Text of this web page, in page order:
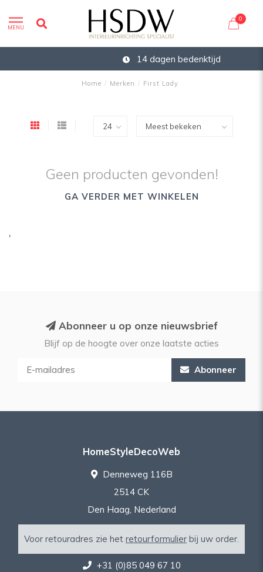
MENU
0
14 dagen bedenktijd
Home / Merken / First Lady
Geen producten gevonden!
GA VERDER MET WINKELEN
'
Abonneer u op onze nieuwsbrief
Blijf op de hoogte over onze laatste acties
Abonneer
HomeStyleDecoWeb
Denneweg 116B
2514 CK
Den Haag, Nederland
Voor retouradres zie het retourformulier bij uw order.
+31 (0)85 049 67 10